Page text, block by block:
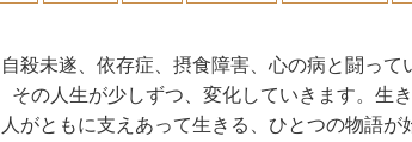
殺未遂、依存症、摂食障害、心の病と闘って
その人生が少しずつ、変化していきます。生
がともに支えあって生きる、ひとつの物語が